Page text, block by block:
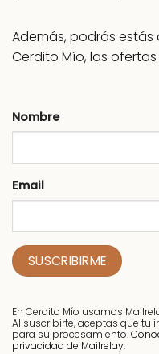
Además, podrás
Cerdito Mío, las
Nombre
Email
En Cerdito Mío usamos
Al suscribirte, aceptas que tu
para su procesamiento.
privacidad de Mailrelay.